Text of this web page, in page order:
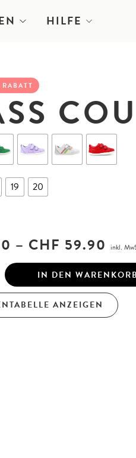
HILFE
RABATT
19 20
– CHF 59.90 inkl.
IN DEN WARENKORB
ANZEIGEN